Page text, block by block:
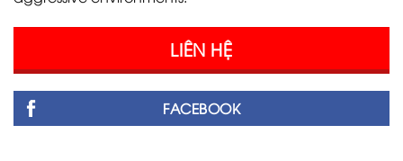
LIÊN HỆ
FACEBOOK